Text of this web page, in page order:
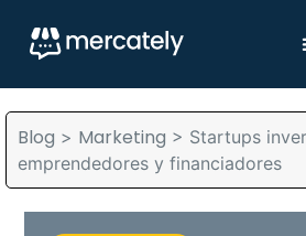
Blog > Marketing > Startups
emprendedores y financiadores